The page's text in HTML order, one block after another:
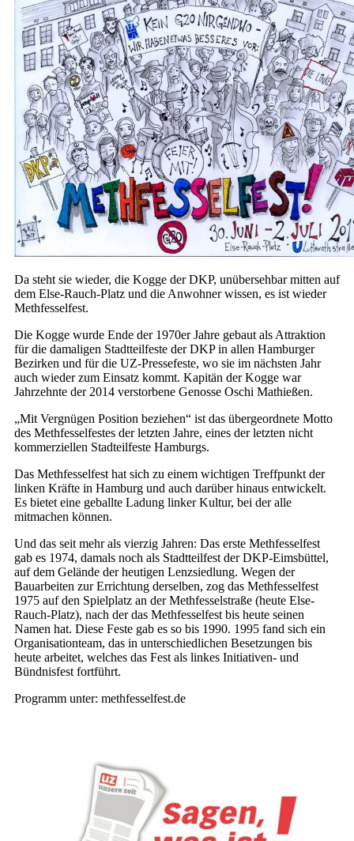
Da steht sie wieder, die Kogge der DKP, unübersehbar mitten auf
dem Else-Rauch-Platz und die Anwohner wissen, es ist wieder
Methfesselfest.
Die Kogge wurde Ende der 1970er Jahre gebaut als Attraktion
für die damaligen Stadtteilfeste der DKP in allen Hamburger
Bezirken und für die UZ-Pressefeste, wo sie im nächsten Jahr
auch wieder zum Einsatz kommt. Kapitän der Kogge war
Jahrzehnte der 2014 verstorbene Genosse Oschi Mathießen.
„Mit Vergnügen Position beziehen“ ist das übergeordnete Motto
des Methfesselfestes der letzten Jahre, eines der letzten nicht
kommerziellen Stadteilfeste Hamburgs.
Das Methfesselfest hat sich zu einem wichtigen Treffpunkt der
linken Kräfte in Hamburg und auch darüber hinaus entwickelt.
Es bietet eine geballte Ladung linker Kultur, bei der alle
mitmachen können.
Und das seit mehr als vierzig Jahren: Das erste Methfesselfest
gab es 1974, damals noch als Stadtteilfest der DKP-Eimsbüttel,
auf dem Gelände der heutigen Lenzsiedlung. Wegen der
Bauarbeiten zur Errichtung derselben, zog das Methfesselfest
1975 auf den Spielplatz an der Methfesselstraße (heute Else-
Rauch-Platz), nach der das Methfesselfest bis heute seinen
Namen hat. Diese Feste gab es so bis 1990. 1995 fand sich ein
Organisationteam, das in unterschiedlichen Besetzungen bis
heute arbeitet, welches das Fest als linkes Initiativen- und
Bündnisfest fortführt.
Programm unter: methfesselfest.de